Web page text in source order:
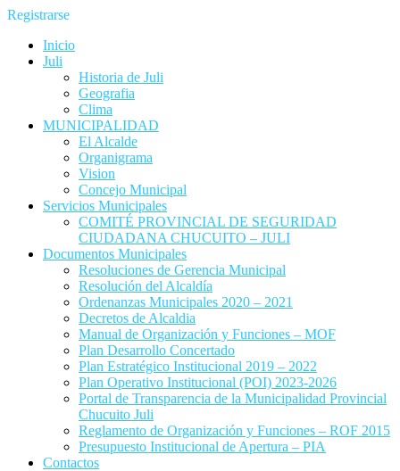
Registrarse
Inicio
Juli
Historia de Juli
Geografia
Clima
MUNICIPALIDAD
El Alcalde
Organigrama
Vision
Concejo Municipal
Servicios Municipales
COMITÉ PROVINCIAL DE SEGURIDAD
CIUDADANA CHUCUITO – JULI
Documentos Municipales
Resoluciones de Gerencia Municipal
Resolución del Alcaldía
Ordenanzas Municipales 2020 – 2021
Decretos de Alcaldia
Manual de Organización y Funciones – MOF
Plan Desarrollo Concertado
Plan Estratégico Institucional 2019 – 2022
Plan Operativo Institucional (POI) 2023-2026
Portal de Transparencia de la Municipalidad Provincial
Chucuito Juli
Reglamento de Organización y Funciones – ROF 2015
Presupuesto Institucional de Apertura – PIA
Contactos